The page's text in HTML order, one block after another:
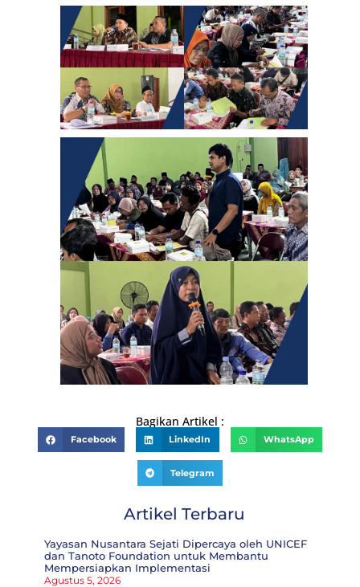
Bagikan Artikel :
Facebook LinkedIn WhatsApp
Telegram
Artikel Terbaru
Yayasan Nusantara Sejati Dipercaya oleh UNICEF
dan Tanoto Foundation untuk Membantu
Mempersiapkan Implementasi
Agustus 5, 2026